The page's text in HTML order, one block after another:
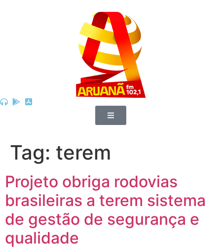
Tag: terem
Projeto obriga rodovias
brasileiras a terem sistema
de gestão de segurança e
qualidade